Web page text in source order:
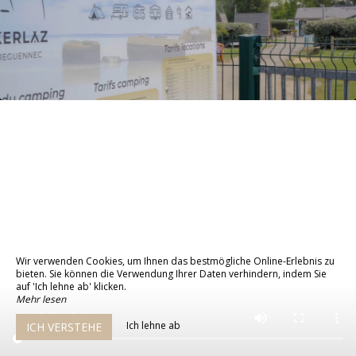
Wir verwenden Cookies, um Ihnen das bestmögliche Online-Erlebnis zu
bieten. Sie können die Verwendung Ihrer Daten verhindern, indem Sie
auf 'Ich lehne ab' klicken.
Mehr lesen
ICH VERSTEHE Ich lehne ab